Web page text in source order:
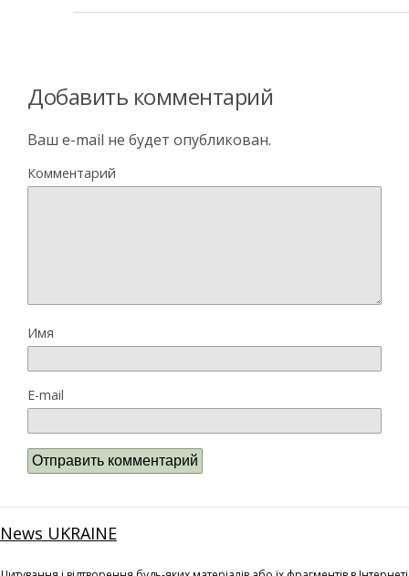
Добавить комментарий
Ваш e-mail не будет опубликован.
Комментарий
Имя
E-mail
News UKRAINE